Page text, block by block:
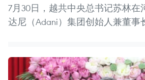
7月30日，越共中央总书记苏林在
达尼（Adani）集团创始人兼董事